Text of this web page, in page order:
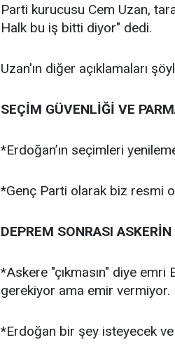
Parti kurucusu Cem Uzan,
Halk bu iş bitti diyor" dedi.
Uzan'ın diğer açıklamaları
SEÇİM GÜVENLİĞİ VE
*Erdoğan’ın seçimleri
*Genç Parti olarak biz resmi
DEPREM SONRASI
*Askere "çıkmasın" diye emri
gerekiyor ama emir vermiyor.
*Erdoğan bir şey isteyecek